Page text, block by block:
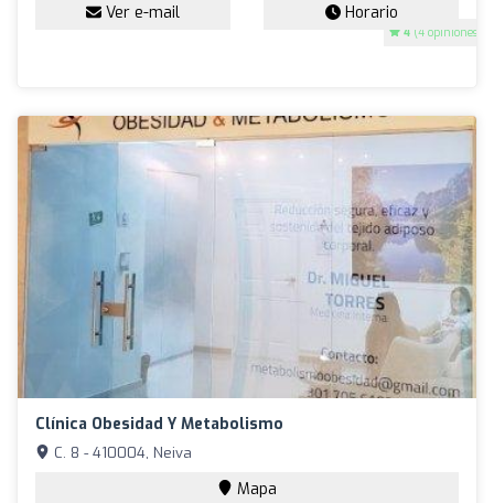
4 (4 opiniones)
Ver e-mail Horario
Clínica Obesidad Y Metabolismo
C. 8 - 410004, Neiva
Mapa